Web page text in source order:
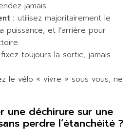
jamais.
: utilisez majoritairement le
puissance, et l’arrière pour
fixez toujours la sortie, jamais
le vélo « vivre » sous vous, ne
une déchirure sur une
perdre l’étanchéité ?